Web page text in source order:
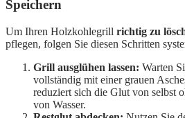
Speichern
Um Ihren Holzkohlegrill richtig zu
pflegen, folgen Sie diesen Schritten
Grill ausglühen lassen: Warten
vollständig mit einer grauen
reduziert sich die Glut von selbst
von Wasser.